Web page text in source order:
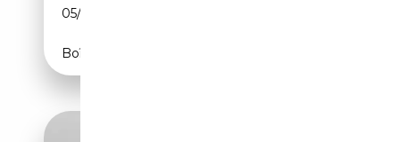
05/2024
Boîte automatique